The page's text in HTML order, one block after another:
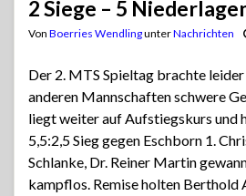
2 Siege – 5
Von Boerries WendlingunterNachrichten
Der 2. MTS Spieltag brachte leider
anderen Mannschaften schwere
liegt weiter auf Aufstiegskurs und
5,5:2,5 Sieg gegen Eschborn 1.
Schlanke, Dr. Reiner Martin
kampflos. Remise holten Berthold